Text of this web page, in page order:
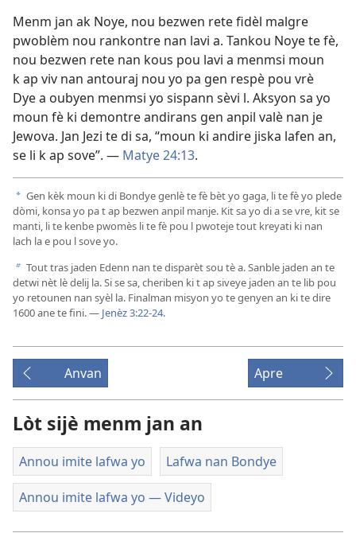
Menm jan ak Noye, nou bezwen rete fidèl malgre
pwoblèm nou rankontre nan lavi a. Tankou Noye te fè,
nou bezwen rete nan kous pou lavi a menmsi moun
k ap viv nan antouraj nou yo pa gen respè pou vrè
Dye a oubyen menmsi yo sispann sèvi l. Aksyon sa yo
moun fè ki demontre andirans gen anpil valè nan je
Jewova. Jan Jezi te di sa, “moun ki andire jiska lafen an,
se li k ap sove”. — Matye 24:13.
a Gen kèk moun ki di Bondye genlè te fè bèt yo gaga, li te fè yo plede
dòmi, konsa yo pa t ap bezwen anpil manje. Kit sa yo di a se vre, kit se
manti, li te kenbe pwomès li te fè pou l pwoteje tout kreyati ki nan
lach la e pou l sove yo.
b Tout tras jaden Edenn nan te disparèt sou tè a. Sanble jaden an te
detwi nèt lè delij la. Si se sa, cheriben ki t ap siveye jaden an te lib pou
yo retounen nan syèl la. Finalman misyon yo te genyen an ki te dire
1600 ane te fini. — Jenèz 3:22-24.
Anvan Apre
Lòt sijè menm jan an
Annou imite lafwa yo Lafwa nan Bondye
Annou imite lafwa yo — Videyo